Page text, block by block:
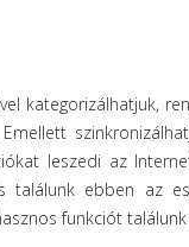
kategorizálhatjuk,
leszedi az
ebben az
funkciót